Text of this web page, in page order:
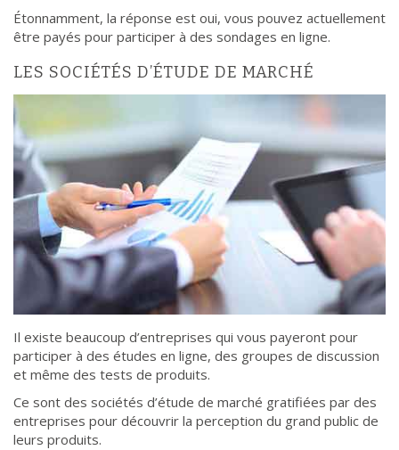
Étonnamment, la réponse est oui, vous pouvez actuellement
être payés pour participer à des sondages en ligne.
LES SOCIÉTÉS D’ÉTUDE DE MARCHÉ
Il existe beaucoup d’entreprises qui vous payeront pour
participer à des études en ligne, des groupes de discussion
et même des tests de produits.
Ce sont des sociétés d’étude de marché gratifiées par des
entreprises pour découvrir la perception du grand public de
leurs produits.